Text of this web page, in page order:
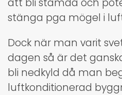
stänga pga mögel i
Dock när man varit
dagen så är det
bli nedkyld då man
luftkonditionerad